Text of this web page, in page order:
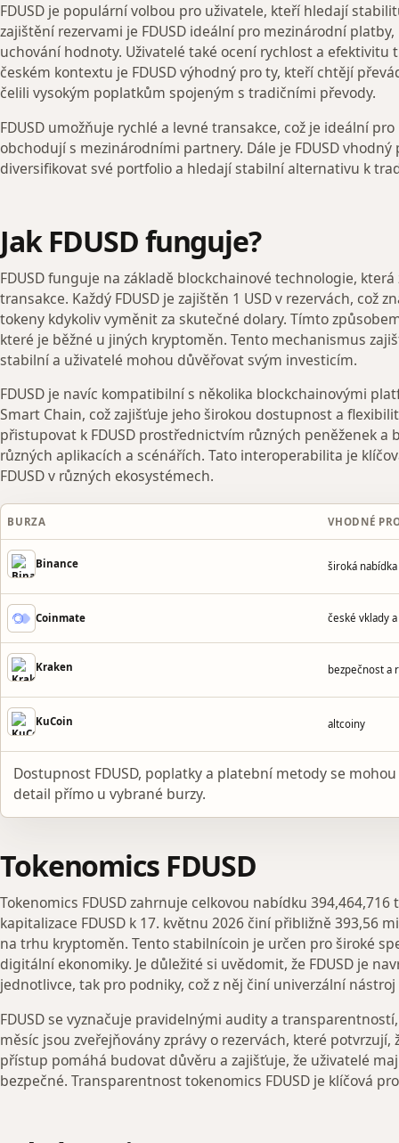
FDUSD je populární volbou pro uživatele, kteří hledají
zajištění rezervami je FDUSD ideální pro mezinárodní
uchování hodnoty. Uživatelé také ocení rychlost a efektivitu
českém kontextu je FDUSD výhodný pro ty, kteří chtějí
čelili vysokým poplatkům spojeným s tradičními převody.
FDUSD umožňuje rychlé a levné transakce, což je ideální
obchodují s mezinárodními partnery. Dále je FDUSD
diversifikovat své portfolio a hledají stabilní alternativu k
Jak FDUSD funguje?
FDUSD funguje na základě blockchainové technologie,
transakce. Každý FDUSD je zajištěn 1 USD v rezervách, což
tokeny kdykoliv vyměnit za skutečné dolary. Tímto
které je běžné u jiných kryptoměn. Tento mechanismus
stabilní a uživatelé mohou důvěřovat svým investicím.
FDUSD je navíc kompatibilní s několika blockchainovými
Smart Chain, což zajišťuje jeho širokou dostupnost a
přistupovat k FDUSD prostřednictvím různých peněženek a
různých aplikacích a scénářích. Tato interoperabilita je
FDUSD v různých ekosystémech.
BURZA VHODNÉ
Binance široká
Coinmate české vklady
Kraken bezpečnost a
KuCoin altcoiny
Dostupnost FDUSD, poplatky a platební metody se
detail přímo u vybrané burzy.
Tokenomics FDUSD
Tokenomics FDUSD zahrnuje celkovou nabídku
kapitalizace FDUSD k 17. květnu 2026 činí přibližně 393,56
na trhu kryptoměn. Tento stabilnícoin je určen pro široké
digitální ekonomiky. Je důležité si uvědomit, že FDUSD je
jednotlivce, tak pro podniky, což z něj činí univerzální
FDUSD se vyznačuje pravidelnými audity a
měsíc jsou zveřejňovány zprávy o rezervách, které
přístup pomáhá budovat důvěru a zajišťuje, že uživatelé
bezpečné. Transparentnost tokenomics FDUSD je klíčová